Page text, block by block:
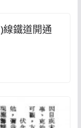
線鐵道開通